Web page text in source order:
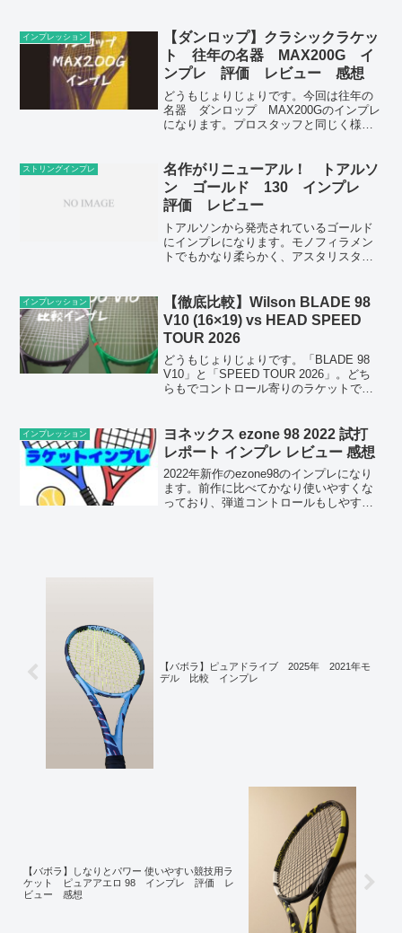
グして頂いたらかなり売れると思います
が、MIZUNO...
インプレッション
【ダンロップ】クラシックラケッ
ト 往年の名器 MAX200G イ
ンプレ 評価 レビュー 感想
どうもじょりじょりです。今回は往年の
名器 ダンロップ MAX200Gのインプレ
になります。プロスタッフと同じく様々
なりしなり柔らかい・球速は現行には劣
る・意外と打てる筆...
ストリングインプレ
名作がリニューアル！ トアルソ
ン ゴールド 130 インプレ
評価 レビュー
トアルソンから発売されているゴールド
にインプレになります。モノフィラメン
トでもかなり柔らかく、アスタリスタと
インプレッション
【徹底比較】Wilson BLADE 98
V10 (16×19) vs HEAD SPEED
TOUR 2026
どうもじょりじょりです。「BLADE 98
V10」と「SPEED TOUR 2026」。どち
らもでコントロール寄りのラケットです
BLADE100 V10 インプ...
インプレッション
ヨネックス ezone 98 2022 試打
レポート インプレ レビュー 感想
2022年新作のezone98のインプレになり
ます。前作に比べてかなり使いやすくな
っており、弾道コントロールもしやすい
【バボラ】ピュアドライブ 2025年 2021年モ
デル 比較 インプレ
【バボラ】しなりとパワー 使いやすい競技用ラ
ケット ピュアアエロ 98 インプレ 評価 レ
ビュー 感想